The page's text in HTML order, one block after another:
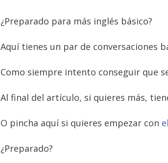
¿Preparado para más inglés básico?
Aquí tienes un par de conversaciones
Como siempre intento conseguir que
Al final del artículo, si quieres más,
O pincha aquí si quieres empezar con
¿Preparado?